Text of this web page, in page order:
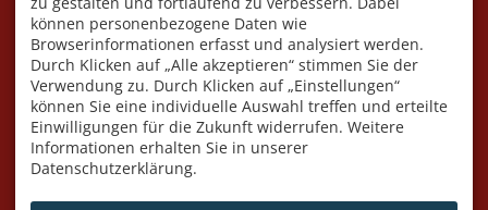
KONTAKT
Initiative Villa Jauss e.V
Fuggerstraße 7
87561 Oberstdorf
DEUTSCHLAND
Mobil+49 176 591 549 95
info@villa-jauss.de
VEREIN
Geschäftsstelle:
Angelika Blüml
Am Dummelsmoos 41
87561 Oberstdorf
Wir sind telefonisch nur
während der Öffnungszeiten
erreichbar!!
ÖFFNUNGSZEITEN
können personenbezogene Daten wie
Browserinformationen erfasst und analysiert werden.
Durch Klicken auf „Alle akzeptieren“ stimmen Sie der
Verwendung zu. Durch Klicken auf „Einstellungen“
können Sie eine individuelle Auswahl treffen und erteilte
Einwilligungen für die Zukunft widerrufen. Weitere
Informationen erhalten Sie in unserer
Datenschutzerklärung.